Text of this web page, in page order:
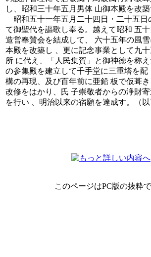
し、昭和三十年五月男体 山御本殿を改築
昭和五十一年五月二十四日・二十五日
て御聖代を謳歌し奉る。越えて昭和 五
造営奉賛会を結成して、 六十五年の風
本殿を改築し 、更に記念事業として九
所 に代え、「人民集賀」と御神徳を称
の参集殿を建立して千手堂に三重塔を配
構の再現、及び百年前に亜鉛 板で仮葺
改修をはかり、氏 子崇敬者からの浄財
を行い 、明治以来の宿願を達成す。（以
このページはPC版の抜粋で